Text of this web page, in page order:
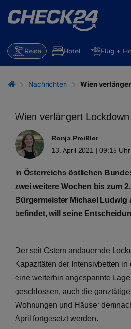
Reise Hotel Flug +
Nachrichten Wien
Wien verlängert
Ronja Preißler
13. April 2021 | 09:15 Uhr
In Österreichs östlichen
zwei weitere Wochen bis zum
Bürgermeister Michael
befindet, will seine
Der seit Ostern andauernde
Kapazitäten der Intensivbetten
eine weiterhin angespannte
geschlossen, auch die
Wohnungen und Häuser
April fortgesetzt werden.